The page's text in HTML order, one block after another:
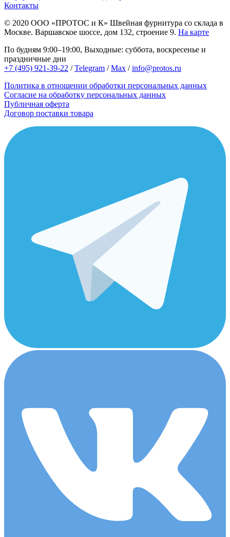
Контакты
© 2020 ООО «ПРОТОС и К» Швейная фурнитура со склада в
Москве. Варшавское шоссе, дом 132, строение 9. На карте
По будням 9:00–19:00, Выходные: суббота, воскресенье и
праздничные дни
+7 (495) 921-39-22 /Telegram /Max /info@protos.ru
Политика в отношении обработки персональных данных
Согласие на обработку персональных данных
Публичная оферта
Договор поставки товара